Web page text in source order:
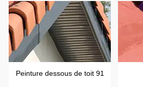
Peinture dessous de toit 91